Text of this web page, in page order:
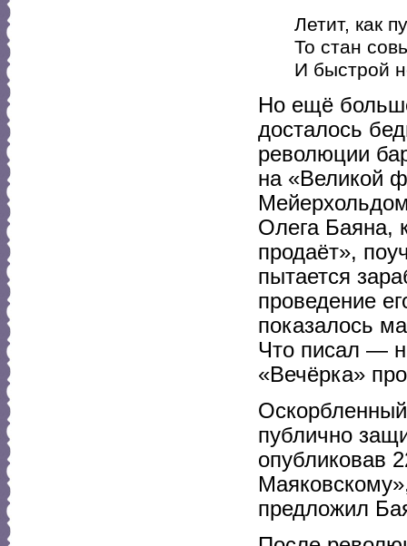
Летит, как
То стан
И быстрой
Но ещё
досталось
революции
на «Великой
Олега Баяна,
продаёт»,
пытается
проведение
показалось
Что писал —
«Вечёрка»
публично
опубликовав
предложил